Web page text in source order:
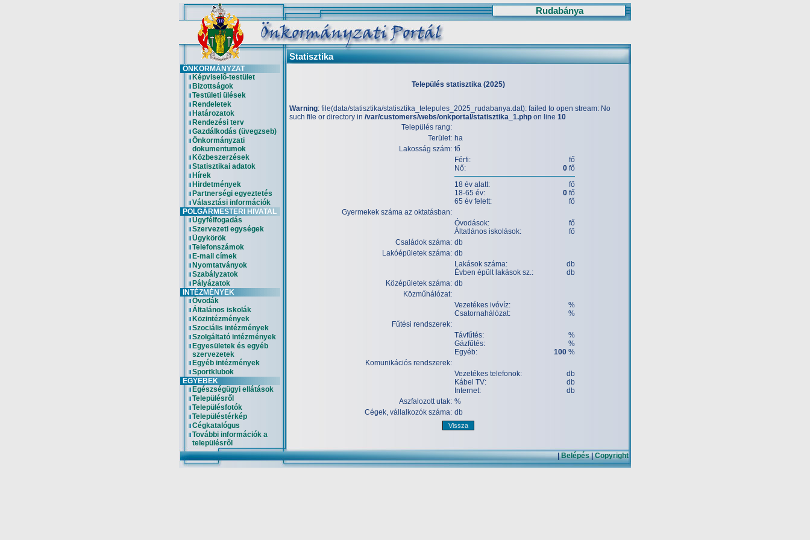
Rudabánya
Statisztika
ÖNKORMÁNYZAT
Képviselő-testület
Bizottságok
Testületi ülések
Rendeletek
Határozatok
Rendezési terv
Gazdálkodás (üvegzseb)
Önkormányzati
dokumentumok
Közbeszerzések
Statisztikai adatok
Hírek
Hirdetmények
Partnerségi egyeztetés
Választási információk
POLGÁRMESTERI HIVATAL
Ügyfélfogadás
Szervezeti egységek
Ügykörök
Telefonszámok
E-mail címek
Nyomtatványok
Szabályzatok
Pályázatok
INTÉZMÉNYEK
Óvodák
Általános iskolák
Közintézmények
Szociális intézmények
Szolgáltató intézmények
Egyesületek és egyéb
szervezetek
Egyéb intézmények
Sportklubok
EGYEBEK
Egészségügyi ellátások
Településről
Településfotók
Településtérkép
Cégkatalógus
További információk a
településről
Település statisztika (2025)
Warning: file(data/statisztika/statisztika_telepules_2025_rudabanya.dat): failed to open stream: No
such file or directory in /var/customers/webs/onkportal/statisztika_1.php on line 10
Település rang:
Terület: ha
Lakosság szám: fő
Férfi:
fő
Nő:
0 fő
18 év alatt:
fő
18-65 év:
0 fő
65 év felett:
fő
Gyermekek száma az oktatásban:
Óvodások:
fő
Áltatlános iskolások:
fő
Családok száma: db
Lakóépületek száma: db
Lakások száma:
db
Évben épült lakások sz.:
db
Középületek száma: db
Közműhálózat:
Vezetékes ivóvíz:
%
Csatornahálózat:
%
Fűtési rendszerek:
Távfűtés:
%
Gázfűtés:
%
Egyéb:
100 %
Komunikációs rendszerek:
Vezetékes telefonok:
db
Kábel TV:
db
Internet:
db
Aszfalozott utak: %
Cégek, vállalkozók száma: db
|Belépés|Copyright